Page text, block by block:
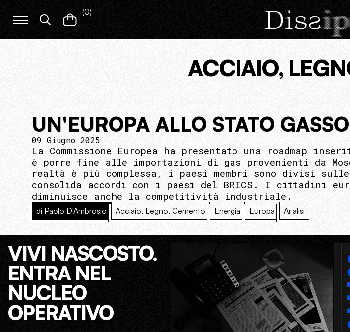
(0)
ACCIAIO,
UN'EUROPA ALLO STATO
09 Giugno 2025
La Commissione Europea ha presentato una roadmap
è porre fine alle importazioni di gas provenienti da
realtà è più complessa, i paesi membri sono divisi
consolida accordi con i paesi del BRICS. I cittadini
diminuisce anche la competitività industriale.
di Paolo D'Ambrosio Acciaio, Legno, Cemento Energia Europa Analisi
VIVI NASCOSTO.
ENTRA NEL
NUCLEO
OPERATIVO